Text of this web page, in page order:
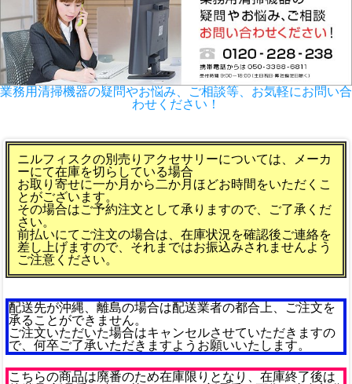
業務用清掃機器の疑問やお悩み、ご相談等、お気軽にお問い合
わせください！
ニルフィスクの別売りアクセサリーについては、メーカ
ーにて在庫を切らしている場合
お取り寄せに一か月から二か月ほどお時間をいただくこ
とがございます。
その場合はご予約注文として承りますので、ご了承くだ
さい。
前払いにてご注文の場合は、在庫状況を確認後ご連絡を
差し上げますので、それまではお振込みされませんよう
ご注意ください。
配送先が沖縄、離島の場合は配送業者の都合上、ご注文を
承ることができません。
ご注文いただいた場合はキャンセルさせていただきますの
で、何卒ご了承いただきますようお願いいたします。
こちらの商品は廃番のため在庫限りとなり、在庫終了後は